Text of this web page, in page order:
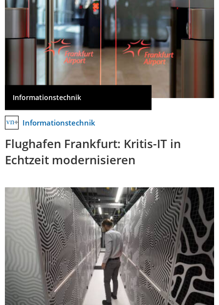
Informationstechnik
Informationstechnik
Flughafen Frankfurt: Kritis-IT in
Echtzeit modernisieren